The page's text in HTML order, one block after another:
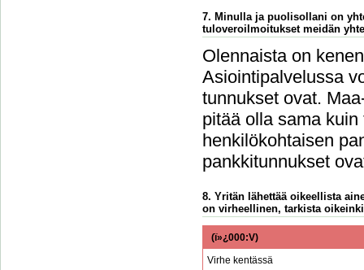
7. Minulla ja puolisollani on
tuloveroilmoitukset meidän
Olennaista on
Asiointipalvelussa
tunnukset ovat.
pitää olla sama
henkilökohtaisen
pankkitunnukset
8. Yritän lähettää oikeellista
on virheellinen, tarkista
(ï»¿000:V)
Virhe kentässä